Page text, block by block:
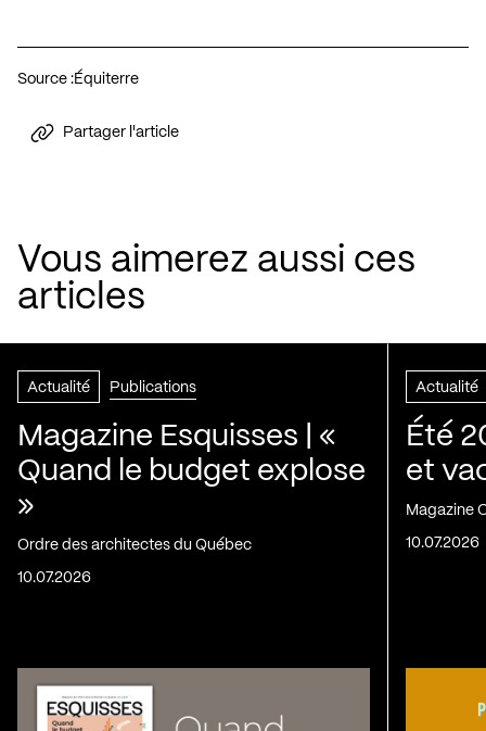
Source :Équiterre
Partager l'article
Vous aimerez aussi ces
articles
Actualité Publications
Magazine Esquisses | «
Quand le budget explose
»
Ordre des architectes du Québec
10.07.2026
Actualité
Été
et
Magazine
10.07.2026